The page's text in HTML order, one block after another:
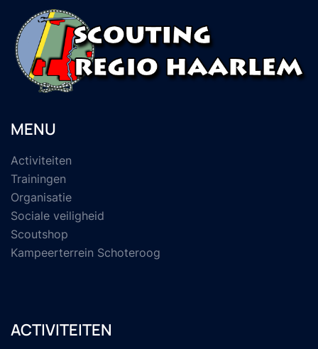
MENU
Activiteiten
Trainingen
Organisatie
Sociale veiligheid
Scoutshop
Kampeerterrein Schoteroog
ACTIVITEITEN